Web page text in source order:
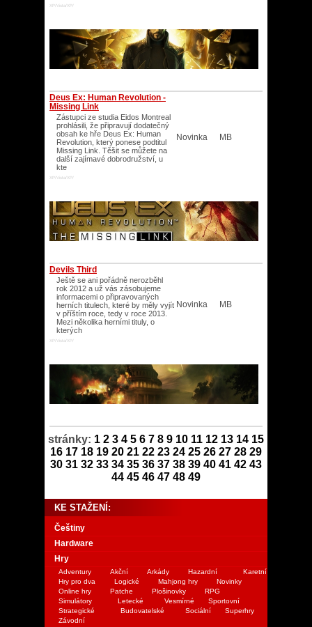
XP/Vista/XP/
Deus Ex: Human Revolution -
Missing Link
Zástupci ze studia Eidos Montreal
prohlásili, že připravují dodatečný
obsah ke hře Deus Ex: Human
Revolution, který ponese podtitul
Missing Link. Těšit se můžete na
další zajímavé dobrodružství, u
kte
XP/Vista/XP/
Novinka MB
Devils Third
Ještě se ani pořádně nerozběhl
rok 2012 a už vás zásobujeme
informacemi o připravovaných
herních titulech, které by měly vyjít
v příštím roce, tedy v roce 2013.
Mezi několika herními tituly, o
kterých
XP/Vista/XP/
Novinka MB
stránky: 1 2 3 4 5 6 7 8 9 10 11 12 13 14 15
16 17 18 19 20 21 22 23 24 25 26 27 28 29
30 31 32 33 34 35 36 37 38 39 40 41 42 43
44 45 46 47 48 49
KE STAŽENÍ:
Češtiny
Hardware
Hry
Adventury Akční Arkády Hazardní
Karetní
Hry pro dva
Logické Mahjong hry
Novinky
Online hry
Patche Plošinovky
RPG
Simulátory
Letecké Vesmírné
Sportovní
Strategické
Budovatelské Sociální
Superhry
Závodní